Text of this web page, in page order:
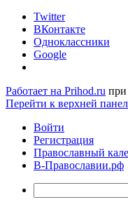
Twitter
ВКонтакте
Одноклассники
Google
Работает на Prihod.ru при
Перейти к верхней
Войти
Регистрация
Православный
В-Православии.рф